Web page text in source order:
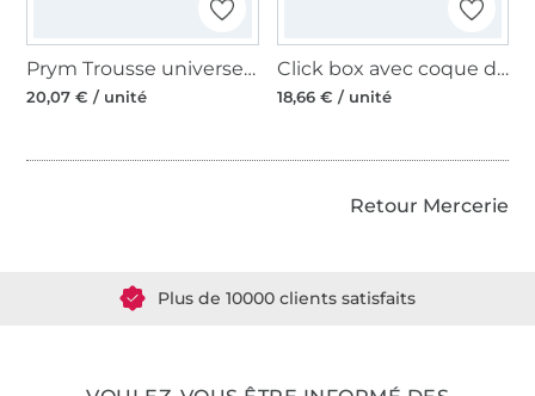
Prym Trousse universelle, beige
20,07 € / unité
Click box avec coque de rangement pour fils à coud
18,66 € / unité
Retour Mercerie